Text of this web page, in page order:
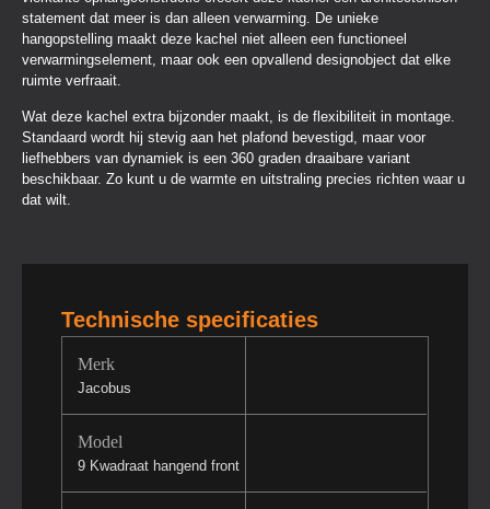
statement dat meer is dan alleen verwarming. De unieke
hangopstelling maakt deze kachel niet alleen een functioneel
verwarmingselement, maar ook een opvallend designobject dat elke
ruimte verfraait.
Wat deze kachel extra bijzonder maakt, is de flexibiliteit in montage.
Standaard wordt hij stevig aan het plafond bevestigd, maar voor
liefhebbers van dynamiek is een 360 graden draaibare variant
beschikbaar. Zo kunt u de warmte en uitstraling precies richten waar u
dat wilt.
Technische specificaties
Merk
Jacobus
Model
9 Kwadraat hangend front